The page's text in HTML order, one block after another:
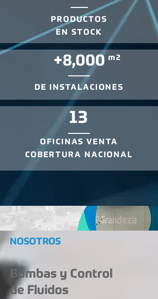
PRODUCTOS
EN STOCK
+8,000 m2
DE INSTALACIONES
13
OFICINAS VENTA
COBERTURA NACIONAL
NOSOTROS
Bombas y Control
de Fluidos